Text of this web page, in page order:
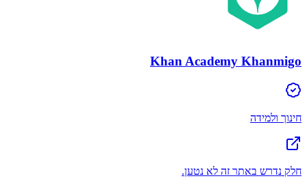
Khan Academy Khanmigo
חינוך ולמידה
חלק נדרש באתר זה לא נטען.